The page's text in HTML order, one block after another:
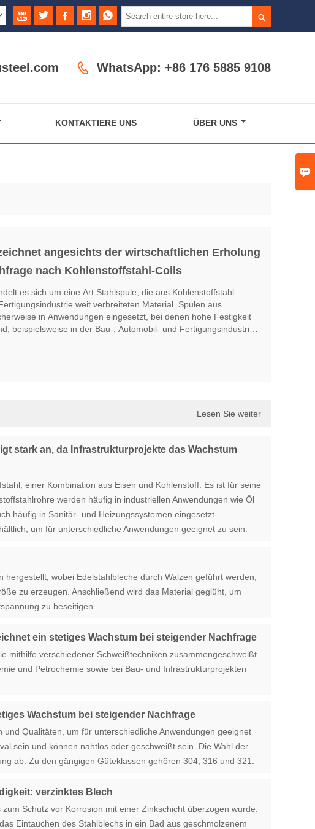


    
 WhatsApp: +86 176 5885 9108
KONTAKTIERE UNS ÜBER UNS
angesichts der wirtschaftlichen Erholung
nach Kohlenstoffstahl-Coils
es sich um eine Art Stahlspule, die aus Kohlenstoffstahl
weit verbreiteten Material. Spulen aus
in Anwendungen eingesetzt, bei denen hohe Festigkeit
beispielsweise in der Bau-, Automobil- und Fertigungsindustrie.
Lesen Sie weiter
stark an, da Infrastrukturprojekte das Wachstum
einer Kombination aus Eisen und Kohlenstoff. Es ist für seine
werden häufig in industriellen Anwendungen wie Öl
häufig in Sanitär- und Heizungssystemen eingesetzt.
um für unterschiedliche Anwendungen geeignet zu sein.
wobei Edelstahlbleche durch Walzen geführt werden,
zu erzeugen. Anschließend wird das Material geglüht, um
zu beseitigen.
ein stetiges Wachstum bei steigender Nachfrage
mithilfe verschiedener Schweißtechniken zusammengeschweißt
und Petrochemie sowie bei Bau- und Infrastrukturprojekten
Wachstum bei steigender Nachfrage
Qualitäten, um für unterschiedliche Anwendungen geeignet
sein und können nahtlos oder geschweißt sein. Die Wahl der
ab. Zu den gängigen Güteklassen gehören 304, 316 und 321.
verzinktes Blech
Schutz vor Korrosion mit einer Zinkschicht überzogen wurde.
Eintauchen des Stahlblechs in ein Bad aus geschmolzenem